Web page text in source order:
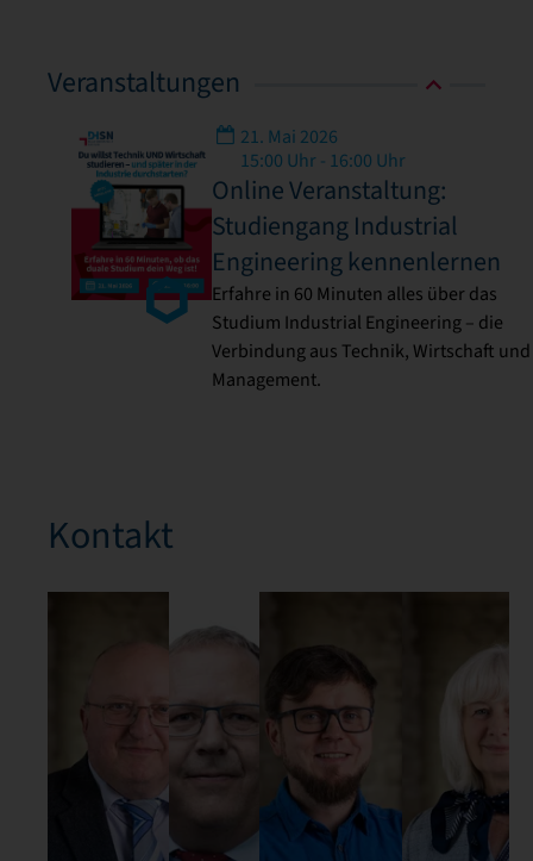
Veranstaltungen
21. Mai 2026
15:00 Uhr - 16:00 Uhr
Online Veranstaltung:
Studiengang Industrial
Engineering kennenlernen
Erfahre in 60 Minuten alles über das
Studium Industrial Engineering – die
Verbindung aus Technik, Wirtschaft und
Management.
Kontakt